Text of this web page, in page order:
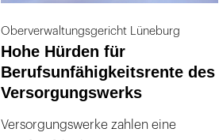
Oberverwaltungsgericht Lüneburg
Hohe Hürden für
Berufsunfähigkeitsrente des
Versorgungswerks
Versorgungswerke zahlen eine